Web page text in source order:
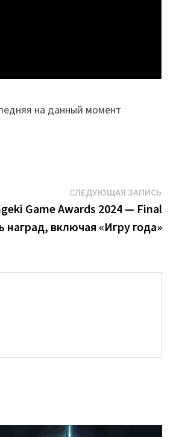
на данный момент
СЛЕДУЮЩАЯ ЗАПИСЬ
Game Awards 2024 — Final
наград, включая «Игру года»